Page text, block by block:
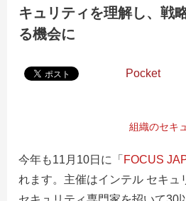
キュリティを理解し、戦
る機会に
Pocket
組織のセキ
今年も11月10日に「 FOCUS
れます。主催はインテル セキュ